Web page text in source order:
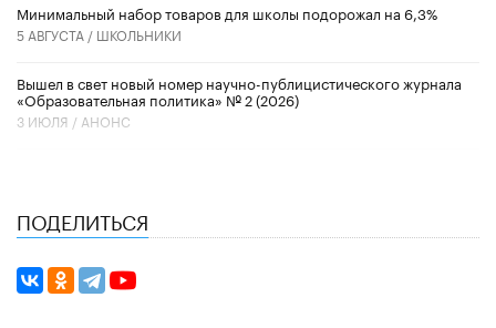
Минимальный набор товаров для школы подорожал на 6,3%
5 АВГУСТА / ШКОЛЬНИКИ
Вышел в свет новый номер научно-публицистического журнала
«Образовательная политика» № 2 (2026)
3 ИЮЛЯ / АНОНС
ПОДЕЛИТЬСЯ